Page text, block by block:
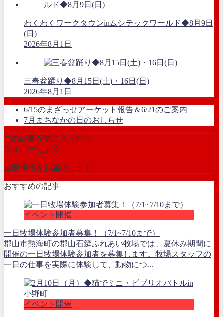
わくわくワークタウンinムシテックワールド◆8月9日
(日)
2026年8月1日
三春盆踊り◆8月15日(土)・16日(日)
2026年8月1日
6/15のまざっせアーケット報告＆6/21のご案内
7月まちなかの日のおしらせ
この記事が気に入ったら
フォローしよう
最新情報をお届けします
おすすめの記事
イベント開催
一日牧場体験参加者募集！（7/1~7/10まで）
郡山市熱海町の郡山石筵ふれあい牧場では、夏休み期間に
開催の一日牧場体験参加者を募集します。牧場スタッフの
一日の仕事を実際に体験して、動物につ...
イベント開催